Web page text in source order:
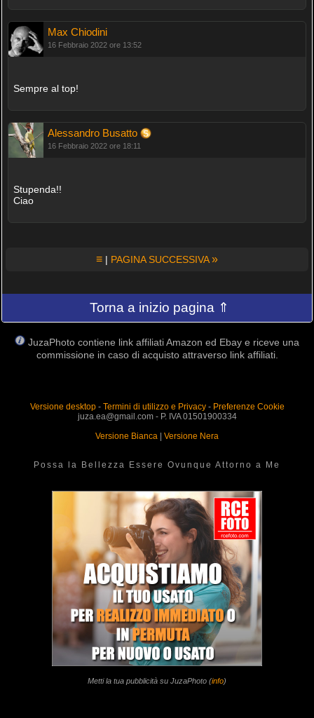
Max Chiodini
16 Febbraio 2022 ore 13:52
Sempre al top!
Alessandro Busatto
16 Febbraio 2022 ore 18:11
Stupenda!!
Ciao
≡ | PAGINA SUCCESSIVA»
Torna a inizio pagina ⇑
JuzaPhoto contiene link affiliati Amazon ed Ebay e riceve una
commissione in caso di acquisto attraverso link affiliati.
Versione desktop- Termini di utilizzo e Privacy- Preferenze Cookie
juza.ea@gmail.com - P. IVA 01501900334
Versione Bianca
Versione Nera
Possa la Bellezza Essere Ovunque Attorno a Me
Metti la tua pubblicità su JuzaPhoto (info)